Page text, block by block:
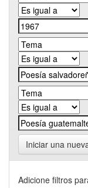
Iniciar una
Adicione filtros